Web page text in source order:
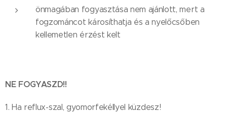
önmagában fogyasztása nem ajánlott, mert a
fogzománcot károsíthatja és a nyelőcsőben
kellemetlen érzést kelt
NE FOGYASZD!!
1. Ha reflux-szal, gyomorfekéllyel küzdesz!